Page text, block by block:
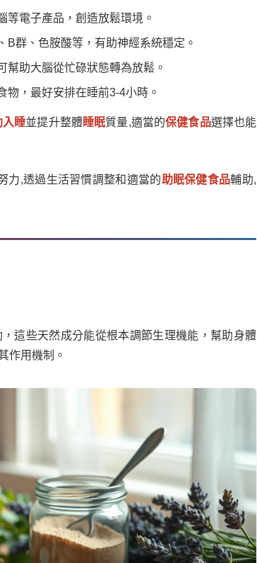
等電子產品，創造放鬆環境。
B群、色胺酸等，有助神經系統穩定。
幫助大腦從忙碌狀態轉為放鬆。
物，最好安排在睡前3-4小時。
入睡並提升整體睡眠質量,適當的保健食品選擇也能
力,透過生活習慣調整和適當的助眠保健食品輔助,
這些天然成分能從根本調節生理機能，幫助身體
作用機制。